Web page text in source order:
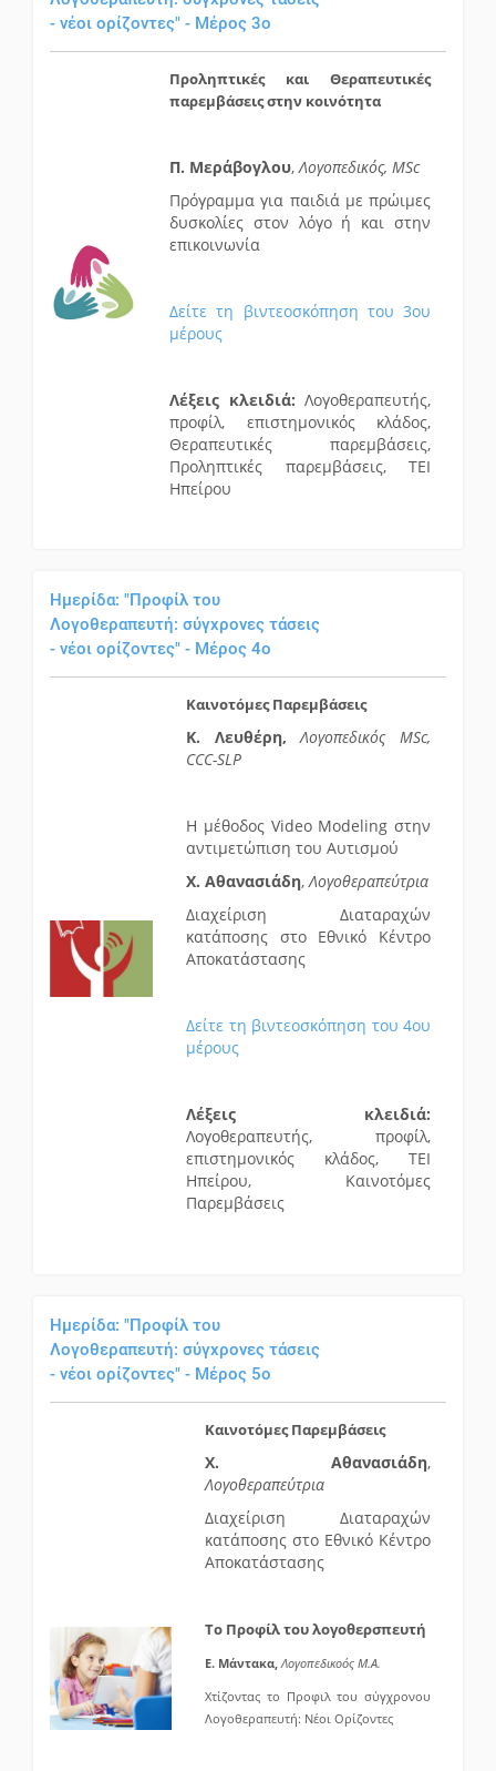
- νέοι ορίζοντες" - Μέρος 3ο
Προληπτικές και Θεραπευτικές
παρεμβάσεις στην κοινότητα
Π. Μεράβογλου, Λογοπεδικός, MSc
Πρόγραμμα για παιδιά με πρώιμες
δυσκολίες στον λόγο ή και στην
επικοινωνία
Δείτε τη βιντεοσκόπηση του 3ου
μέρους
Λέξεις κλειδιά: Λογοθεραπευτής,
προφίλ, επιστημονικός κλάδος,
Θεραπευτικές παρεμβάσεις,
Προληπτικές παρεμβάσεις, ΤΕΙ
Ηπείρου
Ημερίδα: "Προφίλ του
Λογοθεραπευτή: σύγχρονες τάσεις
- νέοι ορίζοντες" - Μέρος 4ο
Καινοτόμες Παρεμβάσεις
Κ. Λευθέρη,Λογοπεδικός MSc,
CCC-SLP
Η μέθοδος Video Modeling στην
αντιμετώπιση του Αυτισμού
Χ. Αθανασιάδη, Λογοθεραπεύτρια
Διαχείριση Διαταραχών
κατάποσης στο Εθνικό Κέντρο
Αποκατάστασης
Δείτε τη βιντεοσκόπηση του 4ου
μέρους
Λέξεις κλειδιά:
Λογοθεραπευτής, προφίλ,
επιστημονικός κλάδος, ΤΕΙ
Ηπείρου, Καινοτόμες
Παρεμβάσεις
Ημερίδα: "Προφίλ του
Λογοθεραπευτή: σύγχρονες τάσεις
- νέοι ορίζοντες" - Μέρος 5ο
Καινοτόμες Παρεμβάσεις
Χ. Αθανασιάδη,
Λογοθεραπεύτρια
Διαχείριση Διαταραχών
κατάποσης στο Εθνικό Κέντρο
Αποκατάστασης
Το Προφίλ του λογοθερσπευτή
Ε. Μάντακα, Λογοπεδικοός Μ.Α.
Χτίζοντας το Προφιλ του σύγχρονου
Λογοθεραπευτή: Νέοι Ορίζοντες